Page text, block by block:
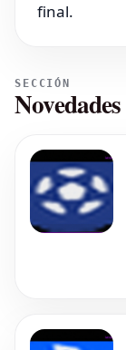
final.
SECCIÓN
Novedades